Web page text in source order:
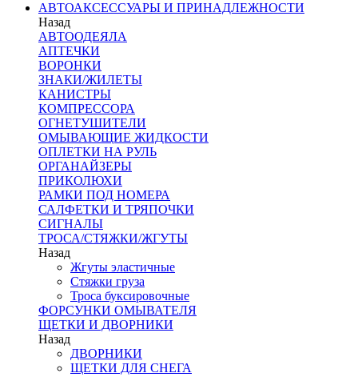
АВТОАКСЕССУАРЫ И ПРИНАДЛЕЖНОСТИ
Назад
АВТООДЕЯЛА
АПТЕЧКИ
ВОРОНКИ
ЗНАКИ/ЖИЛЕТЫ
КАНИСТРЫ
КОМПРЕССОРА
ОГНЕТУШИТЕЛИ
ОМЫВАЮЩИЕ ЖИДКОСТИ
ОПЛЕТКИ НА РУЛЬ
ОРГАНАЙЗЕРЫ
ПРИКОЛЮХИ
РАМКИ ПОД НОМЕРА
САЛФЕТКИ И ТРЯПОЧКИ
СИГНАЛЫ
ТРОСА/СТЯЖКИ/ЖГУТЫ
Назад
Жгуты эластичные
Стяжки груза
Троса буксировочные
ФОРСУНКИ ОМЫВАТЕЛЯ
ЩЕТКИ И ДВОРНИКИ
Назад
ДВОРНИКИ
ЩЕТКИ ДЛЯ СНЕГА